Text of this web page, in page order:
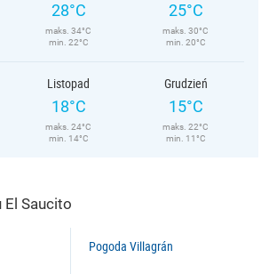
28°C
maks. 34°C
min. 22°C
25°C
maks. 30°C
min. 20°C
Listopad
18°C
maks. 24°C
min. 14°C
Grudzień
15°C
maks. 22°C
min. 11°C
Saucito
Pogoda Villagrán